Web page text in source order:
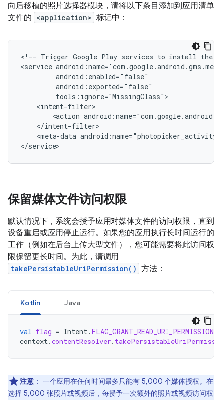
向后移植的照片选择器模块，请将以下条目添加到应用清单
文件的 <application> 标记中：
<!-- Trigger Google Play services to install the
<service
<action
<meta-data
保留媒体文件访问权限
默认情况下，系统会授予应用对媒体文件的访问权限，直到
设备重启或应用停止运行。如果您的应用执行长时间运行的
工作（例如在后台上传大型文件），您可能需要将此访问权
限保留更长时间。为此，请调用
takePersistableUriPermission() 方法：
Kotlin Java
val flag = Intent. FLAG_GRANT_READ_URI_PERMISSION
context.contentResolver .
注意 ： 一个应用在任何时间最多只能有 5,000 个媒体授权。在
选择 5,000 张照片或视频后，每授予一次额外的照片或视频访问权